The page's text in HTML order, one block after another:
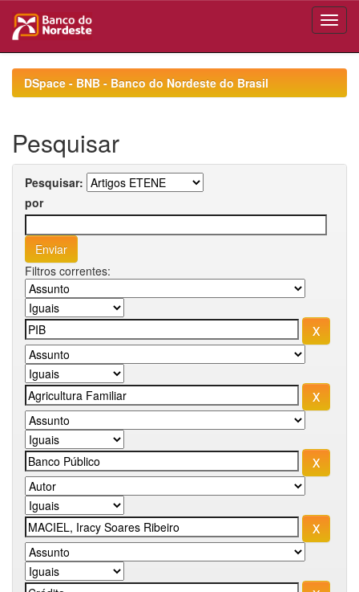
navigationDSpace - BNB - Banco do Nordeste do Brasil
Pesquisar
Pesquisar:
por
Filtros correntes: